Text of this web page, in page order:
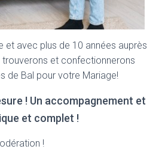
et avec plus de 10 années auprès
trouverons et confectionnerons
de Bal pour votre Mariage!
! Un accompagnement et
et complet !
!